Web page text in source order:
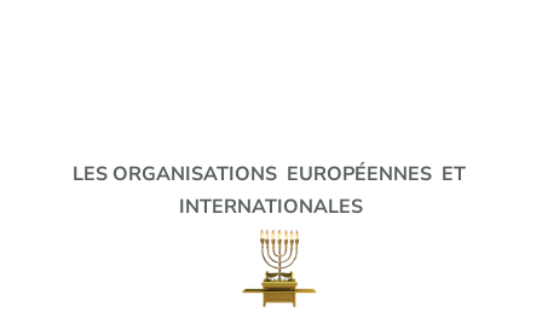
LES ORGANISATIONS EUROPÉENNES ET
INTERNATIONALES